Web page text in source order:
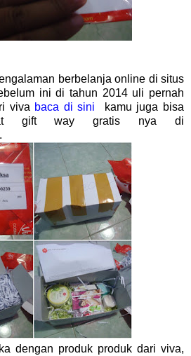
berbelanja online di situs
ini di tahun 2014 uli pernah
viva baca di sini
kamu juga bisa
gift way gratis nya di
dengan produk produk dari viva,